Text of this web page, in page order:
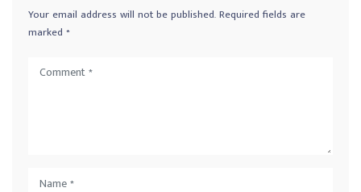
Your email address will not be published.Required fields are
marked *